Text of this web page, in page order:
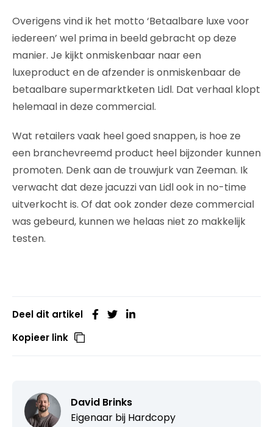
Overigens vind ik het motto ‘Betaalbare luxe voor
iedereen’ wel prima in beeld gebracht op deze
manier. Je kijkt onmiskenbaar naar een
luxeproduct en de afzender is onmiskenbaar de
betaalbare supermarktketen Lidl. Dat verhaal klopt
helemaal in deze commercial.
Wat retailers vaak heel goed snappen, is hoe ze
een branchevreemd product heel bijzonder kunnen
promoten. Denk aan de trouwjurk van Zeeman. Ik
verwacht dat deze jacuzzi van Lidl ook in no-time
uitverkocht is. Of dat ook zonder deze commercial
was gebeurd, kunnen we helaas niet zo makkelijk
testen.
Deel dit artikel
Kopieer link
David Brinks
Eigenaar bij Hardcopy